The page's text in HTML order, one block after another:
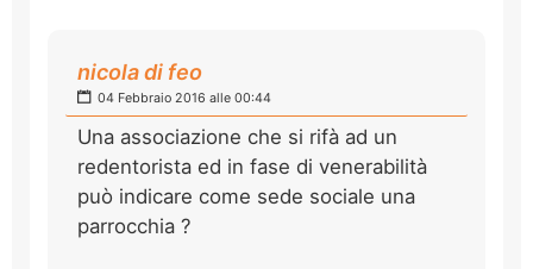
nicola di feo
04 Febbraio 2016 alle 00:44
Una associazione che si rifà ad un
redentorista ed in fase di venerabilità
può indicare come sede sociale una
parrocchia ?